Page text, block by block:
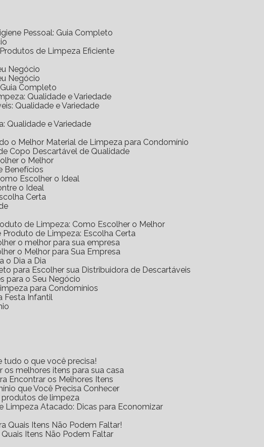
Pessoal: Guia Completo
Produtos de Limpeza Eficiente
Negócio
Negócio
Completo
Qualidade e Variedade
Qualidade e Variedade
Qualidade e Variedade
o Melhor Material de Limpeza para Condomínio
Copo Descartável de Qualidade
o Melhor
Benefícios
Escolher o Ideal
o Ideal
Certa
de Limpeza: Como Escolher o Melhor
Produto de Limpeza: Escolha Certa
o melhor para sua empresa
o Melhor para Sua Empresa
o Dia a Dia
para Escolher sua Distribuidora de Descartáveis
para o Seu Negócio
para Condomínios
Festa Infantil
tudo o que você precisa!
os melhores itens para sua casa
Encontrar os Melhores Itens
que Você Precisa Conhecer
produtos de limpeza
Limpeza Atacado: Dicas para Economizar
Quais Itens Não Podem Faltar!
Itens Não Podem Faltar